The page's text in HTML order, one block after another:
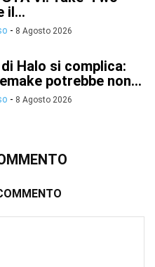
il...
- 8 Agosto 2026
Halo si complica:
potrebbe non...
- 8 Agosto 2026